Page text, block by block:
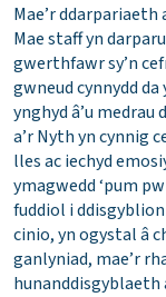
Mae’r
Mae staff yn
gwerthfawr sy’n
gwneud cynnydd
ynghyd â’u
a’r Nyth yn cynnig
lles ac iechyd
ymagwedd ‘pum
fuddiol i
cinio, yn ogystal â
ganlyniad, mae’r
hunanddisgyblaeth